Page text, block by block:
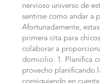
nervioso universo de
sentirse como andar a
Afortunadamente,
primera cita para
colaborar a
domicilio. 1. Planifica
provecho planificando